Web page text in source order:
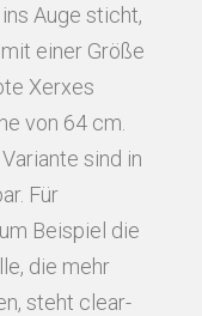
Auge sticht,
einer Größe
Xerxes
von 64 cm.
sind in
Für
Beispiel die
die mehr
steht clear-